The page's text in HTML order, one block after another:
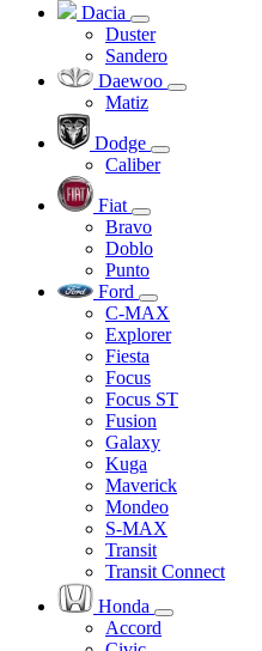
Dacia
Duster
Sandero
Daewoo
Matiz
Dodge
Caliber
Fiat
Bravo
Doblo
Punto
Ford
C-MAX
Explorer
Fiesta
Focus
Focus ST
Fusion
Galaxy
Kuga
Maverick
Mondeo
S-MAX
Transit
Transit Connect
Honda
Accord